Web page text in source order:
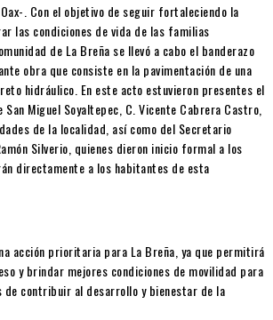
. Con el objetivo de seguir fortaleciendo la
las condiciones de vida de las familias
de La Breña se llevó a cabo el banderazo
obra que consiste en la pavimentación de una
hidráulico. En este acto estuvieron presentes el
Miguel Soyaltepec, C. Vicente Cabrera Castro,
de la localidad, así como del Secretario
Silverio, quienes dieron inicio formal a los
directamente a los habitantes de esta
acción prioritaria para La Breña, ya que permitirá
y brindar mejores condiciones de movilidad para
de contribuir al desarrollo y bienestar de la